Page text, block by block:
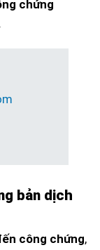
chứng
bản dịch
công chứng,